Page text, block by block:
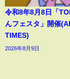
令和8年8月8日「
んフェスタ」開催
TIMES)
2026年8月9日